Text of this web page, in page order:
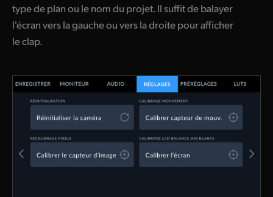
type de plan ou le nom du projet. Il suffit de balayer
l'écran vers la gauche ou vers la droite pour afficher
le clap.